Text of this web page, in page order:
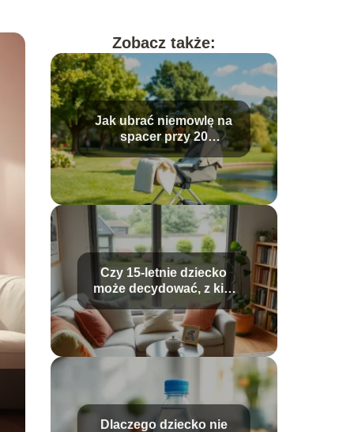
Zobacz także:
Jak ubrać niemowlę na
spacer przy 20
stopniach?
Czy 15-letnie dziecko
może decydować, z kim
chce mieszkać?
Dlaczego dziecko nie